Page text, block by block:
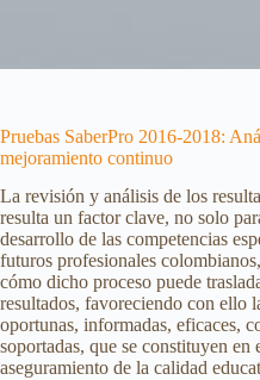
Pruebas SaberPro 2016-2018:
mejoramiento continuo
La revisión y análisis de los
resulta un factor clave, no solo
desarrollo de las competencias
futuros profesionales
cómo dicho proceso puede
resultados, favoreciendo con ello
oportunas, informadas, eficaces,
soportadas, que se constituyen en
aseguramiento de la calidad